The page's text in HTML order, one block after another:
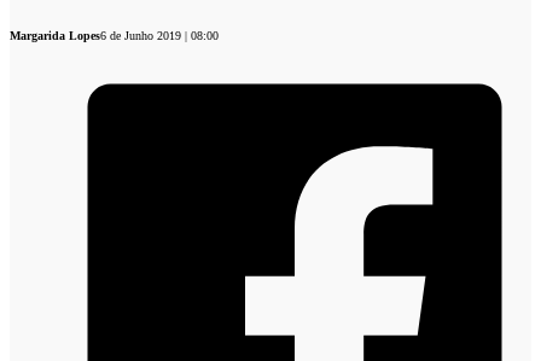
Margarida Lopes6 de Junho 2019 | 08:00